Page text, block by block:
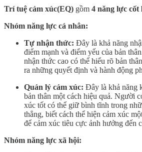
Trí tuệ cảm xúc(EQ) gồm 4 năng lực cốt
Nhóm năng lực cá nhân:
Tự nhận thức: Đây là khả năng
điểm mạnh và điểm yếu của bản
nhận thức cao có thể hiểu rõ bản
ra những quyết định và hành động
Quản lý cảm xúc: Đây là khả năng
bản thân một cách hiệu quả. Người
xúc tốt có thể giữ bình tĩnh trong
thẳng, biết cách thể hiện cảm xúc
để cảm xúc tiêu cực ảnh hưởng đến
Nhóm năng lực xã hội: